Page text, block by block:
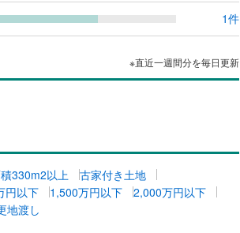
1件
※直近一週間分を毎日更新
330m2以上
古家付き土地
円以下 1,500万円以下
2,000万円以下
地渡し